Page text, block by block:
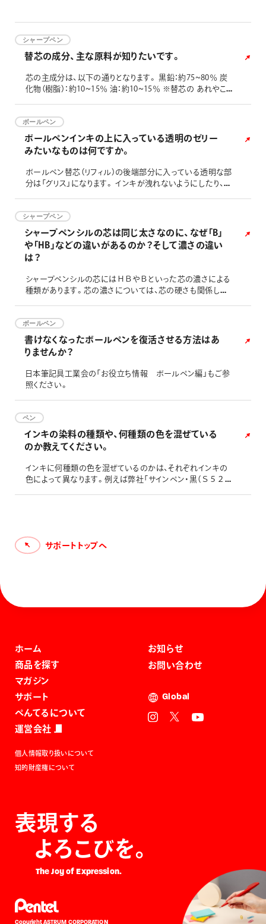
シャープペン
替芯の成分、主な原料が知りたいです。
芯の主成分は、以下の通りとなります。 黒鉛：約75~80％ 炭
化物（樹脂）：約10~15％ 油：約10~15％ ※替芯の あれやこ
ボールペン
ボールペンインキの上に入っている透明のゼリー
みたいなものは何ですか。
ボールペン替芯（リフィル）の後端部分に入っている透明な部
分は「グリス」になります。 インキが洩れないようにしたり、乾
シャープペン
シャープペンシルの芯は同じ太さなのに、なぜ「B」
や「HB」などの違いがあるのか？そして濃さの違い
は？
シャープペンシルの芯にはＨＢやＢといった芯の濃さによる
種類があります。芯の濃さについては、芯の硬さも関係して
土の配合割合で決まっています。（黒鉛の割合が多いほど柔
らかく、粘土の割合が多いほど硬いです。） それに対して、樹
脂芯の場合は、芯の硬度により黒鉛の割合は粘土芯ほど大き
くは変わりません。
ボールペン
書けなくなったボールペンを復活させる方法はあ
りませんか？
日本筆記具工業会の「お役立ち情報 ボールペン編」もご参
照ください。
ペン
インキの染料の種類や、何種類の色を混ぜている
のか教えてください。
インキに何種類の色を混ぜているのかは、それぞれインキの
色によって異なります。例えば弊社「サインペン・黒（Ｓ５２
は、「補色」として「青」と「紫」と「黄色」を使用しております。
他
サポートトップへ
ホーム
商品を探す
マガジン
サポート
ぺんてるについて
運営会社
お知らせ
お問い合わせ
Global
個人情報取り扱いについて
知的財産権について
表現する
よろこびを。
The Joy of Expression.
Copyright ASTRUM CORPORATION